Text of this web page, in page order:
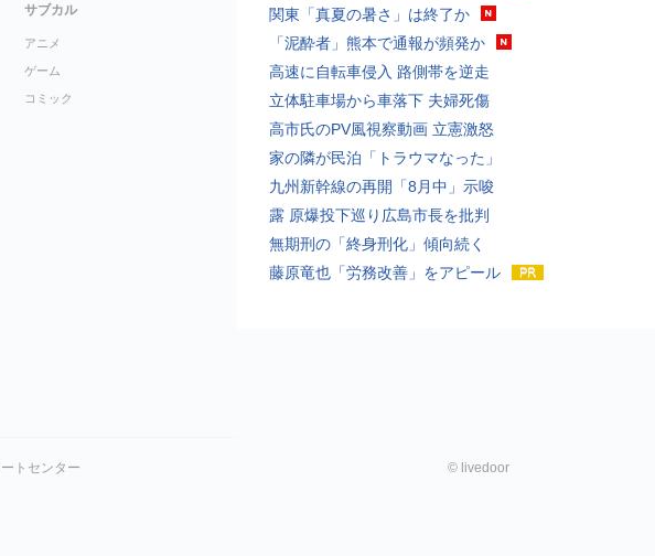
関東「真夏の暑さ」は終了か
「泥酔者」熊本で通報が頻発か
高速に自転車侵入 路側帯を逆走
立体駐車場から車落下 夫婦死傷
高市氏のPV風視察動画 立憲激怒
家の隣が民泊「トラウマなった」
九州新幹線の再開「8月中」示唆
露 原爆投下巡り広島市長を批判
無期刑の「終身刑化」傾向続く
藤原竜也「労務改善」をアピール
サブカル
アニメ
ゲーム
コミック
トセンター © livedoor